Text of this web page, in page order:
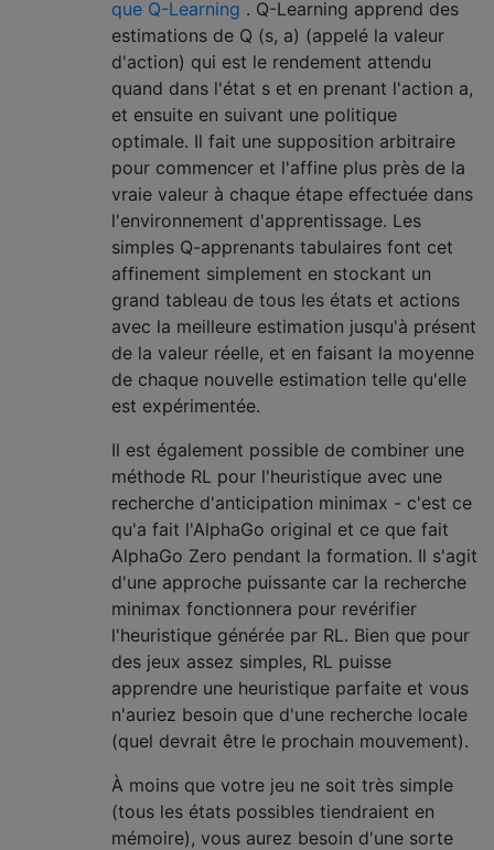
que Q-Learning . Q-Learning apprend des
estimations de Q (s, a) (appelé la valeur
d'action) qui est le rendement attendu
quand dans l'état s et en prenant l'action a,
et ensuite en suivant une politique
optimale. Il fait une supposition arbitraire
pour commencer et l'affine plus près de la
vraie valeur à chaque étape effectuée dans
l'environnement d'apprentissage. Les
simples Q-apprenants tabulaires font cet
affinement simplement en stockant un
grand tableau de tous les états et actions
avec la meilleure estimation jusqu'à présent
de la valeur réelle, et en faisant la moyenne
de chaque nouvelle estimation telle qu'elle
est expérimentée.
Il est également possible de combiner une
méthode RL pour l'heuristique avec une
recherche d'anticipation minimax - c'est ce
qu'a fait l'AlphaGo original et ce que fait
AlphaGo Zero pendant la formation. Il s'agit
d'une approche puissante car la recherche
minimax fonctionnera pour revérifier
l'heuristique générée par RL. Bien que pour
des jeux assez simples, RL puisse
apprendre une heuristique parfaite et vous
n'auriez besoin que d'une recherche locale
(quel devrait être le prochain mouvement).
À moins que votre jeu ne soit très simple
(tous les états possibles tiendraient en
mémoire), vous aurez besoin d'une sorte